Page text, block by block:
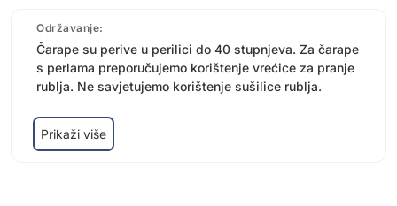
Održavanje:
Čarape su perive u perilici do 40 stupnjeva. Za čarape
s perlama preporučujemo korištenje vrećice za pranje
rublja. Ne savjetujemo korištenje sušilice rublja.
Prikaži više